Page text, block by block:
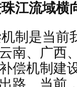
江流域横
制是当前
南、广西
偿机制建
路。当前